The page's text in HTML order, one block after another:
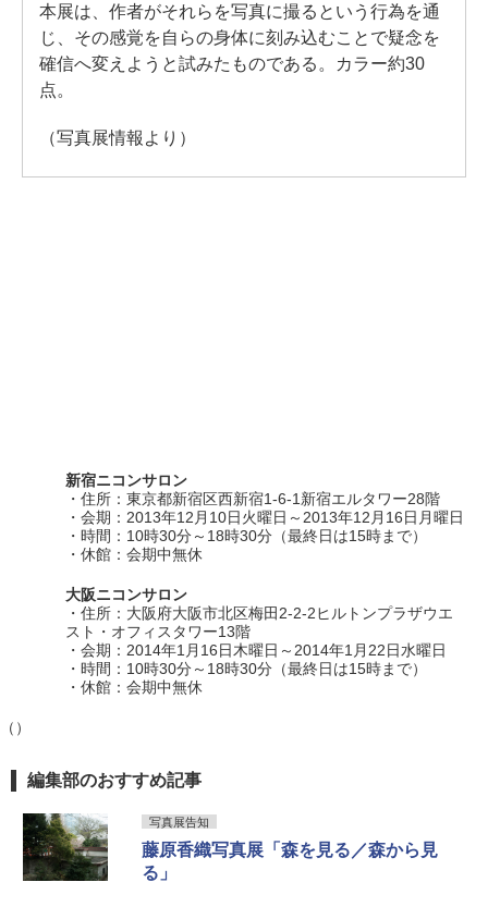
本展は、作者がそれらを写真に撮るという行為を通
じ、その感覚を自らの身体に刻み込むことで疑念を
確信へ変えようと試みたものである。カラー約30
点。
（写真展情報より）
新宿ニコンサロン
・住所：東京都新宿区西新宿1-6-1新宿エルタワー28階
・会期：2013年12月10日火曜日～2013年12月16日月曜日
・時間：10時30分～18時30分（最終日は15時まで）
・休館：会期中無休
大阪ニコンサロン
・住所：大阪府大阪市北区梅田2-2-2ヒルトンプラザウエ
スト・オフィスタワー13階
・会期：2014年1月16日木曜日～2014年1月22日水曜日
・時間：10時30分～18時30分（最終日は15時まで）
・休館：会期中無休
（）
編集部のおすすめ記事
写真展告知
藤原香織写真展「森を見る／森から見
る」